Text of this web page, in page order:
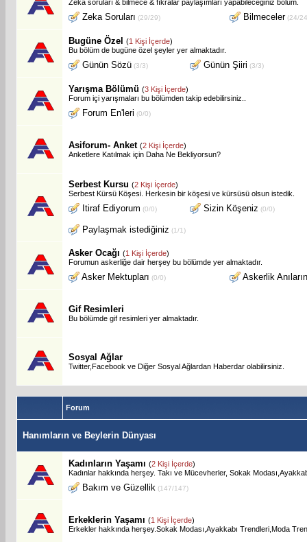
Zeka soruları & bilmece & fıkralar paylaşımları yapabileceğiniz bölüm.
Zeka Soruları (29/29) Bilmeceler(24/
Bugüne Özel (1 Kişi İçerde)
Bu bölüm de bugüne özel şeyler yer almaktadır.
Günün Sözü (3/3) Günün Şiiri (3/3)
Yarışma Bölümü (3 Kişi İçerde)
Forum içi yarışmaları bu bölümden takip edebilirsiniz..
Forum En'leri (0/0)
Asiforum- Anket (2 Kişi İçerde)
Anketlere Katılmak için Daha Ne Bekliyorsun?
Serbest Kursu (2 Kişi İçerde)
Serbest Kürsü Köşesi. Herkesin bir köşesi ve kürsüsü olsun istedik.
Itiraf Ediyorum (0/0) Sizin Köşeniz (0/0)
Paylaşmak istediğiniz (1/1)
Asker Ocağı (1 Kişi İçerde)
Forumun askerliğe dair herşey bu bölümde yer almaktadır.
Asker Mektupları (0/0) Askerlik
Gif Resimleri
Bu bölümde gif resimleri yer almaktadır.
Sosyal Ağlar
Twitter,Facebook ve Diğer Sosyal Ağlardan Haberdar olabilirsiniz.
Forum
Hanımların ve Beylerin Dünyası
Kadınların Yaşamı (2 Kişi İçerde)
Kadınlar hakkında herşey. Takı ve Mücevherler, Sokak
Bakım ve Güzellik (147/147)
Erkeklerin Yaşamı (1 Kişi İçerde)
Erkekler hakkında herşey.Sokak Modası,Ayakkabı Trendleri,Moda